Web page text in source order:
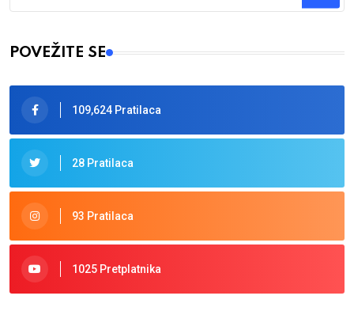
Type 2 or more characters for results.
POVEŽITE SE
109,624 Pratilaca
28 Pratilaca
93 Pratilaca
1025 Pretplatnika